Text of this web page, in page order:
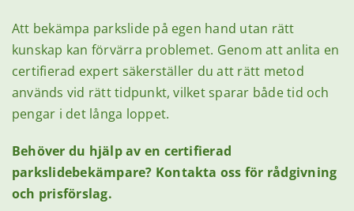
Att bekämpa parkslide på egen hand utan rätt
kunskap kan förvärra problemet. Genom att anlita en
certifierad expert säkerställer du att rätt metod
används vid rätt tidpunkt, vilket sparar både tid och
pengar i det långa loppet.
Behöver du hjälp av en certifierad
parkslidebekämpare? Kontakta oss för rådgivning
och prisförslag.